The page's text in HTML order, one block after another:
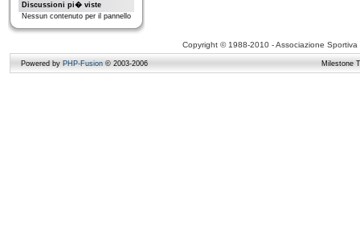
Discussioni pi� viste
Nessun contenuto per il pannello
Copyright © 1988-2010 - Associazione
Powered by PHP-Fusion © 2003-2006 Milestone